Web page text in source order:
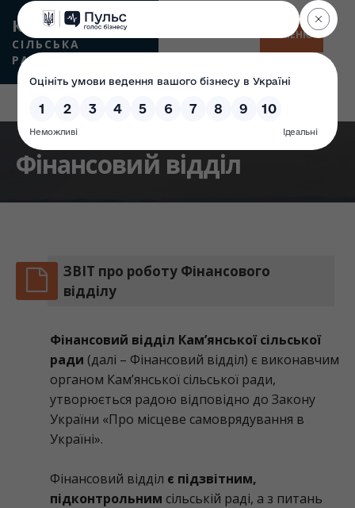
КАМʼЯНСЬКА
СІЛЬСЬКА
РАДА
МЕНЮ
Фінансовий відділ
ЗВІТ про роботу Фінансового
відділу
Фінансовий відділ Кам’янської сільської
ради (далі – Фінансовий відділ) є виконавчим
органом Кам’янської сільської ради,
утворюється радою відповідно до Закону
України «Про місцеве самоврядування в
Україні».
Фінансовий відділ є підзвітним,
підконтрольним сільській раді, а з питань